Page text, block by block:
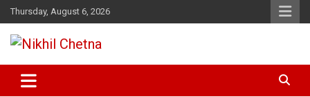
Skip
to
content
Thursday, August 6, 2026
Nikhil Chetna